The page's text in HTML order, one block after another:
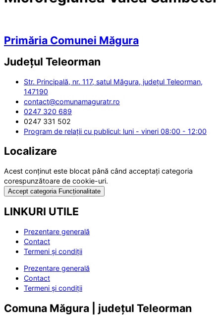
Primăria Comunei Măgura
Județul Teleorman
Str. Principală, nr. 117, satul Măgura, județul Teleorman,
147190
contact@comunamaguratr.ro
0247 320 689
0247 331 502
Program de relații cu publicul: luni - vineri 08:00 - 12:00
Localizare
Acest conținut este blocat până când acceptați categoria
corespunzătoare de cookie-uri.
Accept categoria Funcționalitate
LINKURI UTILE
Prezentare generală
Contact
Termeni și condiții
Prezentare generală
Contact
Termeni și condiții
Comuna Măgura | județul Teleorman